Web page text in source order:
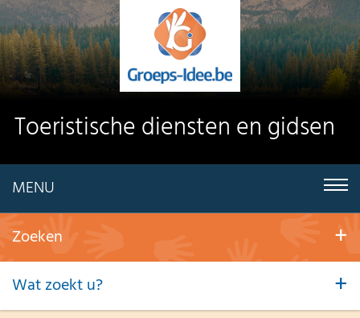
Toeristische diensten en gidsen
MENU
Zoeken
Wat zoekt u?